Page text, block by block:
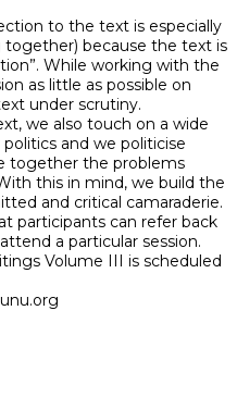
to the text is especially
because the text is
While working with the
as little as possible on
under scrutiny.
we also touch on a wide
and we politicise
together the problems
this in mind, we build the
and critical camaraderie.
participants can refer back
a particular session.
Volume III is scheduled